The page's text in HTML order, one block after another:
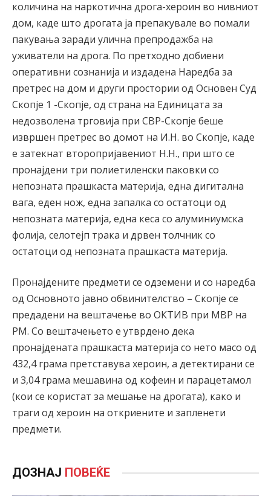
количина на наркотична дрога-хероин во нивниот
дом, каде што дрогата ја препакувале во помали
пакувања заради улична препродажба на
уживатели на дрога. По претходно добиени
оперативни сознанија и издадена Наредба за
претрес на дом и други простории од Основен Суд
Скопје 1 -Скопје, од страна на Единицата за
недозволена трговија при СВР-Скопје беше
извршен претрес во домот на И.Н. во Скопје, каде
е затекнат второпријавениот Н.Н., при што се
пронајдени три полиетиленски паковки со
непозната прашкаста материја, една дигитална
вага, еден нож, една запалка со остатоци од
непозната материја, една кеса со алуминиумска
фолија, селотејп трака и дрвен толчник со
остатоци од непозната прашкаста материја.
Пронајдените предмети се одземени и со наредба
од Основното јавно обвинителство – Скопје се
предадени на вештачење во ОКТИВ при МВР на
РМ. Со вештачењето е утврдено дека
пронајдената прашкаста материја со нето масо од
432,4 грама претставува хероин, а детектирани се
и 3,04 грама мешавина од кофеин и парацетамол
(кои се користат за мешање на дрогата), како и
траги од хероин на откриените и запленети
предмети.
ДОЗНАЈ ПОВЕЌЕ